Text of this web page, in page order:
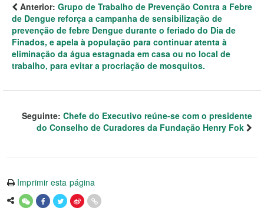
Anterior: Grupo de Trabalho de Prevenção Contra a Febre
de Dengue reforça a campanha de sensibilização de
prevenção de febre Dengue durante o feriado do Dia de
Finados, e apela à população para continuar atenta à
eliminação da água estagnada em casa ou no local de
trabalho, para evitar a procriação de mosquitos.
Seguinte: Chefe do Executivo reúne-se com o presidente
do Conselho de Curadores da Fundação Henry Fok
Imprimir esta página